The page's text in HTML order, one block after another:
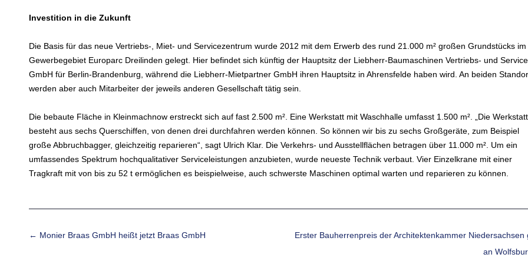
Investition in die Zukunft
Die Basis für das neue Vertriebs-, Miet- und Servicezentrum wurde 2012 mit dem Erwerb des rund 21.000 m² großen Grundstücks im
Gewerbegebiet Europarc Dreilinden gelegt. Hier befindet sich künftig der Hauptsitz der Liebherr-Baumaschinen Vertriebs- und Service
GmbH für Berlin-Brandenburg, während die Liebherr-Mietpartner GmbH ihren Hauptsitz in Ahrensfelde haben wird. An beiden
werden aber auch Mitarbeiter der jeweils anderen Gesellschaft tätig sein.
Die bebaute Fläche in Kleinmachnow erstreckt sich auf fast 2.500 m². Eine Werkstatt mit Waschhalle umfasst 1.500 m². „Die Werkstatt
besteht aus sechs Querschiffen, von denen drei durchfahren werden können. So können wir bis zu sechs Großgeräte, zum Beispiel
große Abbruchbagger, gleichzeitig reparieren“, sagt Ulrich Klar. Die Verkehrs- und Ausstellflächen betragen über 11.000 m². Um ein
umfassendes Spektrum hochqualitativer Serviceleistungen anzubieten, wurde neueste Technik verbaut. Vier Einzelkrane mit einer
Tragkraft mit von bis zu 52 t ermöglichen es beispielweise, auch schwerste Maschinen optimal warten und reparieren zu können.
Beitrags-Navigation
← Monier Braas GmbH heißt jetzt Braas GmbH
Erster Bauherrenpreis der Architektenkammer Niedersachsen
an